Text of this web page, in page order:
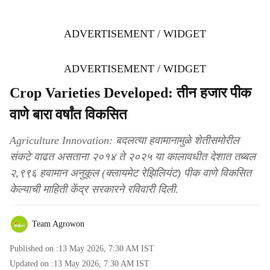
ADVERTISEMENT / WIDGET
ADVERTISEMENT / WIDGET
Crop Varieties Developed: तीन हजार पीक
वाणे बारा वर्षांत विकसित
Agriculture Innovation: बदलत्या हवामानामुळे शेतीसमोरील
संकटे वाढत असताना २०१४ ते २०२५ या कालावधीत देशात तब्बल
२,९९६ हवामान अनुकूल (क्लायमेट रेझिलियंट) पीक वाणे विकसित
केल्याची माहिती केंद्र सरकारने रविवारी दिली.
Team Agrowon
Published on :13 May 2026, 7:30 AM IST
Updated on :13 May 2026, 7:30 AM IST